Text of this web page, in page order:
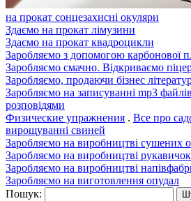
на прокат сонцезахисні окуляри
Здаємо на прокат лімузини
Здаємо на прокат квадроцикли
Заробляємо з допомогою карбонової
Заробляємо смачно. Відкриваємо
Заробляємо, продаючи бізнес
Заробляємо на записуванні mp3
розповідями
Физические упражнения . Все про
вирощуванні свиней
Заробляємо на виробництві сушених
Заробляємо на виробництві рукавичок
Заробляємо на виробництві
Заробляємо на виготовлення опудал
Пошук: